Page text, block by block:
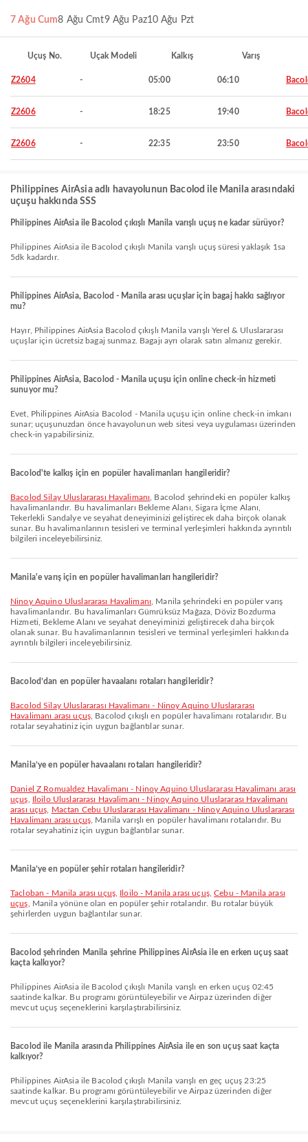
7 Ağu Cum8 Ağu Cmt9 Ağu Paz10 Ağu Pzt
Uçuş No. Uçak Modeli Kalkış Varış
Z2604 - 05:00 06:10
Z2606 - 18:25 19:40
Z2606 - 22:35 23:50
Philippines AirAsia adlı havayolunun Bacolod ile Manila arasındaki
uçuşu hakkında SSS
Philippines AirAsia ile Bacolod çıkışlı Manila varışlı uçuş ne kadar sürüyor?
Philippines AirAsia ile Bacolod çıkışlı Manila varışlı uçuş süresi yaklaşık 1sa
5dk kadardır.
Philippines AirAsia, Bacolod - Manila arası uçuşlar için bagaj hakkı sağlıyor
mu?
Hayır, Philippines AirAsia Bacolod çıkışlı Manila varışlı Yerel & Uluslararası
uçuşlar için ücretsiz bagaj sunmaz. Bagajı ayrı olarak satın almanız gerekir.
Philippines AirAsia, Bacolod - Manila uçuşu için online check-in hizmeti
sunuyor mu?
Evet, Philippines AirAsia Bacolod - Manila uçuşu için online check-in imkanı
sunar; uçuşunuzdan önce havayolunun web sitesi veya uygulaması üzerinden
check-in yapabilirsiniz.
Bacolod'te kalkış için en popüler havalimanları hangileridir?
Bacolod Silay Uluslararası Havalimanı , Bacolod şehrindeki en popüler kalkış
havalimanlarıdır. Bu havalimanları Bekleme Alanı, Sigara İçme Alanı,
Tekerlekli Sandalye ve seyahat deneyiminizi geliştirecek daha birçok olanak
sunar. Bu havalimanlarının tesisleri ve terminal yerleşimleri hakkında ayrıntılı
bilgileri inceleyebilirsiniz.
Manila'e varış için en popüler havalimanları hangileridir?
Ninoy Aquino Uluslararası Havalimanı , Manila şehrindeki en popüler varış
havalimanlarıdır. Bu havalimanları Gümrüksüz Mağaza, Döviz Bozdurma
Hizmeti, Bekleme Alanı ve seyahat deneyiminizi geliştirecek daha birçok
olanak sunar. Bu havalimanlarının tesisleri ve terminal yerleşimleri hakkında
ayrıntılı bilgileri inceleyebilirsiniz.
Bacolod’dan en popüler havaalanı rotaları hangileridir?
Bacolod Silay Uluslararası Havalimanı - Ninoy Aquino Uluslararası
Havalimanı arası uçuş, Bacolod çıkışlı en popüler havalimanı rotalarıdır. Bu
rotalar seyahatiniz için uygun bağlantılar sunar.
Manila’ye en popüler havaalanı rotaları hangileridir?
Daniel Z Romualdez Havalimanı - Ninoy Aquino Uluslararası Havalimanı arası
uçuş
Iloilo Uluslararası Havalimanı - Ninoy Aquino Uluslararası Havalimanı
arası uçuş
Mactan Cebu Uluslararası Havalimanı - Ninoy Aquino Uluslararası
Havalimanı arası uçuş, Manila varışlı en popüler havalimanı rotalarıdır. Bu
rotalar seyahatiniz için uygun bağlantılar sunar.
Manila’ye en popüler şehir rotaları hangileridir?
Tacloban - Manila arası uçuş, Iloilo - Manila arası uçuş,Cebu - Manila arası
uçuş , Manila yönüne olan en popüler şehir rotalarıdır. Bu rotalar büyük
şehirlerden uygun bağlantılar sunar.
Bacolod şehrinden Manila şehrine Philippines AirAsia ile en erken uçuş saat
kaçta kalkıyor?
Philippines AirAsia ile Bacolod çıkışlı Manila varışlı en erken uçuş 02:45
saatinde kalkar. Bu programı görüntüleyebilir ve Airpaz üzerinden diğer
mevcut uçuş seçeneklerini karşılaştırabilirsiniz.
Bacolod ile Manila arasında Philippines AirAsia ile en son uçuş saat kaçta
kalkıyor?
Philippines AirAsia ile Bacolod çıkışlı Manila varışlı en geç uçuş 23:25
saatinde kalkar. Bu programı görüntüleyebilir ve Airpaz üzerinden diğer
mevcut uçuş seçeneklerini karşılaştırabilirsiniz.